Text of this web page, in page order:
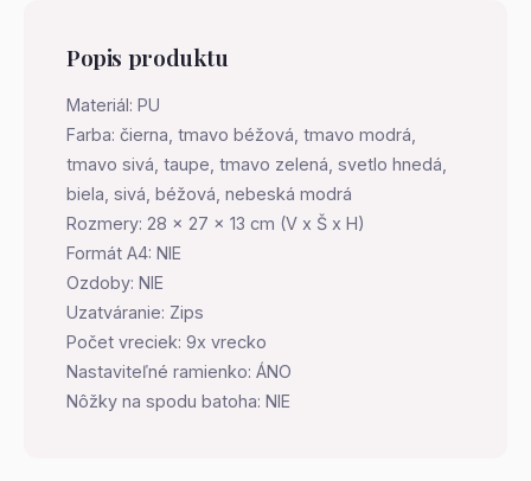
Popis produktu
Materiál: PU
Farba: čierna, tmavo béžová, tmavo modrá,
tmavo sivá, taupe, tmavo zelená, svetlo hnedá,
biela, sivá, béžová, nebeská modrá
Rozmery: 28 x 27 x 13 cm (V x Š x H)
Formát A4: NIE
Ozdoby: NIE
Uzatváranie: Zips
Počet vreciek: 9x vrecko
Nastaviteľné ramienko: ÁNO
Nôžky na spodu batoha: NIE